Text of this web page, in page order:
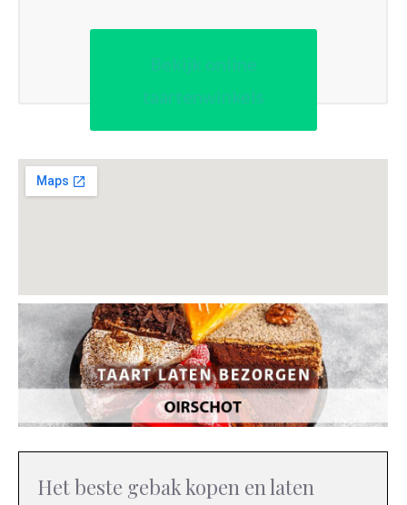
Bekijk online
taartenwinkels
Het beste gebak kopen en laten